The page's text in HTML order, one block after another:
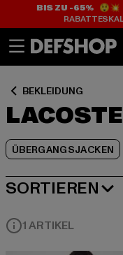
BIS ZU -65%😲💥
BEKLEIDUNG
ÜBERGANGSJACKEN
SORTIEREN
BELIEBTESTE
1 ARTIKEL